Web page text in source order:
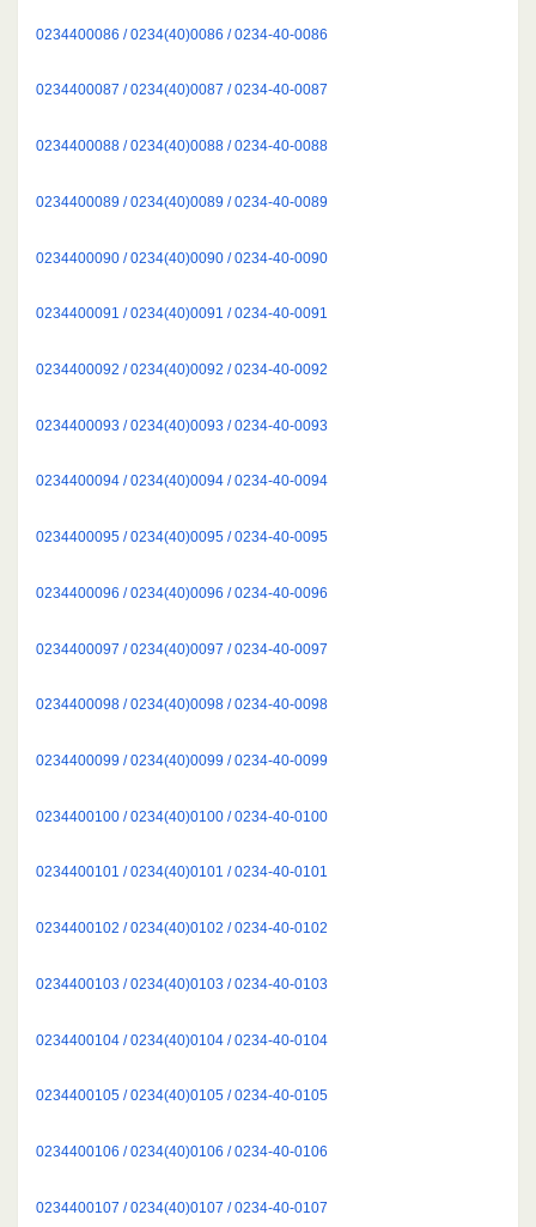
0234400086 / 0234(40)0086 / 0234-40-0086
0234400087 / 0234(40)0087 / 0234-40-0087
0234400088 / 0234(40)0088 / 0234-40-0088
0234400089 / 0234(40)0089 / 0234-40-0089
0234400090 / 0234(40)0090 / 0234-40-0090
0234400091 / 0234(40)0091 / 0234-40-0091
0234400092 / 0234(40)0092 / 0234-40-0092
0234400093 / 0234(40)0093 / 0234-40-0093
0234400094 / 0234(40)0094 / 0234-40-0094
0234400095 / 0234(40)0095 / 0234-40-0095
0234400096 / 0234(40)0096 / 0234-40-0096
0234400097 / 0234(40)0097 / 0234-40-0097
0234400098 / 0234(40)0098 / 0234-40-0098
0234400099 / 0234(40)0099 / 0234-40-0099
0234400100 / 0234(40)0100 / 0234-40-0100
0234400101 / 0234(40)0101 / 0234-40-0101
0234400102 / 0234(40)0102 / 0234-40-0102
0234400103 / 0234(40)0103 / 0234-40-0103
0234400104 / 0234(40)0104 / 0234-40-0104
0234400105 / 0234(40)0105 / 0234-40-0105
0234400106 / 0234(40)0106 / 0234-40-0106
0234400107 / 0234(40)0107 / 0234-40-0107